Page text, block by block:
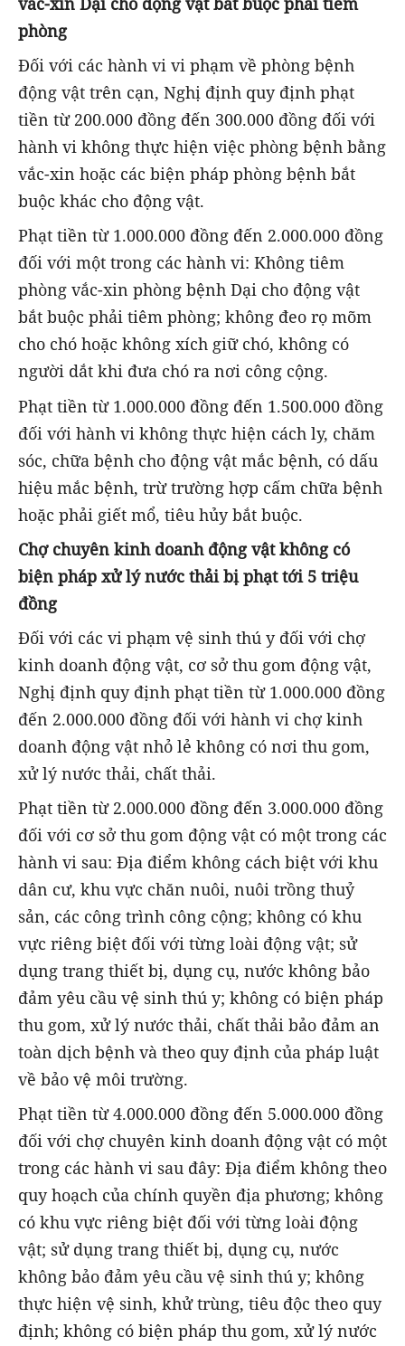
phòng
Đối với các hành vi vi phạm về phòng bệnh
động vật trên cạn, Nghị định quy định phạt
tiền từ 200.000 đồng đến 300.000 đồng đối với
hành vi không thực hiện việc phòng bệnh bằng
vắc-xin hoặc các biện pháp phòng bệnh bắt
buộc khác cho động vật.
Phạt tiền từ 1.000.000 đồng đến 2.000.000 đồng
đối với một trong các hành vi: Không tiêm
phòng vắc-xin phòng bệnh Dại cho động vật
bắt buộc phải tiêm phòng; không đeo rọ mõm
cho chó hoặc không xích giữ chó, không có
người dắt khi đưa chó ra nơi công cộng.
Phạt tiền từ 1.000.000 đồng đến 1.500.000 đồng
đối với hành vi không thực hiện cách ly, chăm
sóc, chữa bệnh cho động vật mắc bệnh, có dấu
hiệu mắc bệnh, trừ trường hợp cấm chữa bệnh
hoặc phải giết mổ, tiêu hủy bắt buộc.
Chợ chuyên kinh doanh động vật không có
biện pháp xử lý nước thải bị phạt tới 5 triệu
đồng
Đối với các vi phạm vệ sinh thú y đối với chợ
kinh doanh động vật, cơ sở thu gom động vật,
Nghị định quy định phạt tiền từ 1.000.000 đồng
đến 2.000.000 đồng đối với hành vi chợ kinh
doanh động vật nhỏ lẻ không có nơi thu gom,
xử lý nước thải, chất thải.
Phạt tiền từ 2.000.000 đồng đến 3.000.000 đồng
đối với cơ sở thu gom động vật có một trong các
hành vi sau: Địa điểm không cách biệt với khu
dân cư, khu vực chăn nuôi, nuôi trồng thuỷ
sản, các công trình công cộng; không có khu
vực riêng biệt đối với từng loài động vật; sử
dụng trang thiết bị, dụng cụ, nước không bảo
đảm yêu cầu vệ sinh thú y; không có biện pháp
thu gom, xử lý nước thải, chất thải bảo đảm an
toàn dịch bệnh và theo quy định của pháp luật
về bảo vệ môi trường.
Phạt tiền từ 4.000.000 đồng đến 5.000.000 đồng
đối với chợ chuyên kinh doanh động vật có một
trong các hành vi sau đây: Địa điểm không theo
quy hoạch của chính quyền địa phương; không
có khu vực riêng biệt đối với từng loài động
vật; sử dụng trang thiết bị, dụng cụ, nước
không bảo đảm yêu cầu vệ sinh thú y; không
thực hiện vệ sinh, khử trùng, tiêu độc theo quy
định; không có biện pháp thu gom, xử lý nước